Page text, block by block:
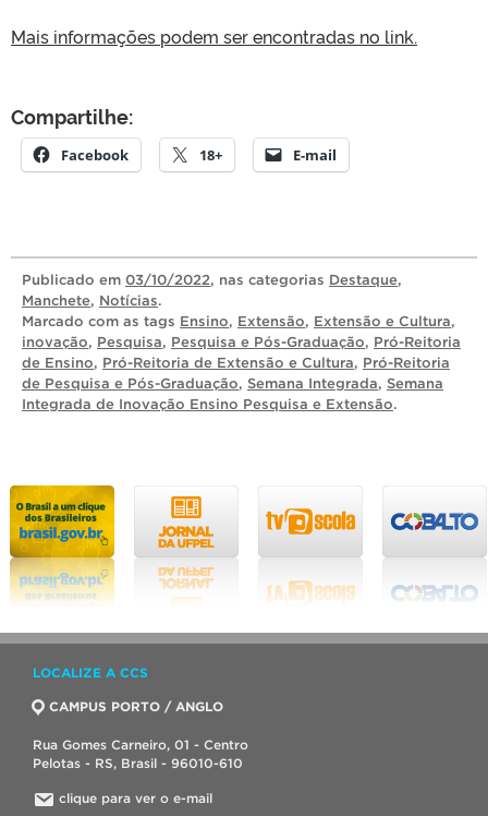
Mais informações podem ser encontradas no link.
Compartilhe:
Facebook 18+ E-mail
Publicado em 03/10/2022, nas categorias Destaque,
Manchete, Notícias.
Marcado com as tags Ensino, Extensão, Extensão e Cultura,
inovação, Pesquisa, Pesquisa e Pós-Graduação, Pró-Reitoria
de Ensino, Pró-Reitoria de Extensão e Cultura, Pró-Reitoria
de Pesquisa e Pós-Graduação, Semana Integrada, Semana
Integrada de Inovação Ensino Pesquisa e Extensão.
LOCALIZE A CCS
CAMPUS PORTO / ANGLO
Rua Gomes Carneiro, 01 - Centro
Pelotas - RS, Brasil - 96010-610
clique para ver o e-mail